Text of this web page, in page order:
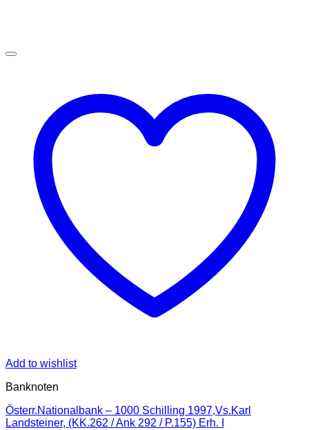
Add to wishlist
Banknoten
Österr.Nationalbank – 1000 Schilling 1997,Vs.Karl
Landsteiner, (KK.262 / Ank 292 / P.155) Erh. I